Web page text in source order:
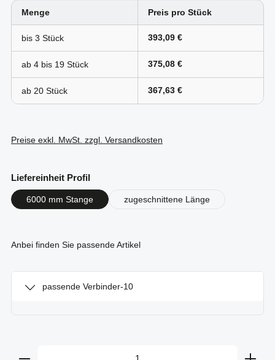
Menge Preis pro Stück
bis 3 393,09 €
ab 4 bis 19 375,08 €
ab 20 367,63 €
Preise exkl. MwSt. zzgl. Versandkosten
Liefereinheit Profilauswählen
6000 mm Stange zugeschnittene Länge
Anbei finden Sie passende Artikel
passende Verbinder-10
Produkt Anzahl: Gib den gewünschten Wert ein